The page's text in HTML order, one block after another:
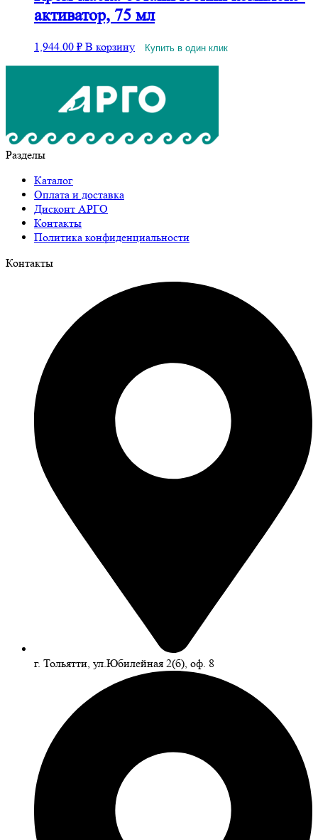
активатор, 75 мл
1,944.00 ₽ В корзину Купить в один клик
Разделы
Каталог
Оплата и доставка
Дисконт АРГО
Контакты
Политика конфиденциальности
Контакты
г. Тольятти, ул.Юбилейная 2(б), оф. 8